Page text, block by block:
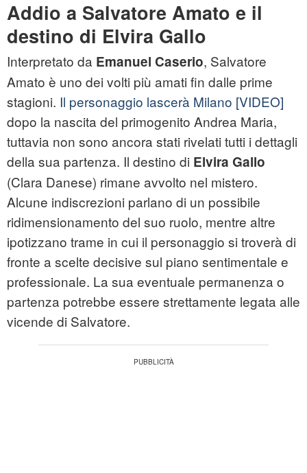
Addio a Salvatore Amato e il
destino di Elvira Gallo
Interpretato da Emanuel Caserio, Salvatore
Amato è uno dei volti più amati fin dalle prime
stagioni. Il personaggio lascerà Milano [VIDEO]
dopo la nascita del primogenito Andrea Maria,
tuttavia non sono ancora stati rivelati tutti i dettagli
della sua partenza. Il destino di Elvira Gallo
(Clara Danese) rimane avvolto nel mistero.
Alcune indiscrezioni parlano di un possibile
ridimensionamento del suo ruolo, mentre altre
ipotizzano trame in cui il personaggio si troverà di
fronte a scelte decisive sul piano sentimentale e
professionale. La sua eventuale permanenza o
partenza potrebbe essere strettamente legata alle
vicende di Salvatore.